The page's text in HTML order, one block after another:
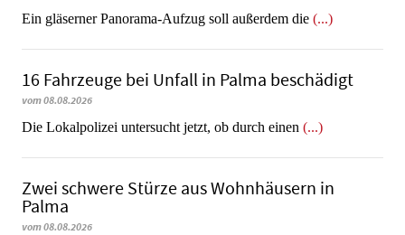
Ein gläserner Panorama-Aufzug soll außerdem die (...)
16 Fahrzeuge bei Unfall in Palma beschädigt
vom 08.08.2026
Die Lokalpolizei untersucht jetzt, ob durch einen (...)
Zwei schwere Stürze aus Wohnhäusern in
Palma
vom 08.08.2026